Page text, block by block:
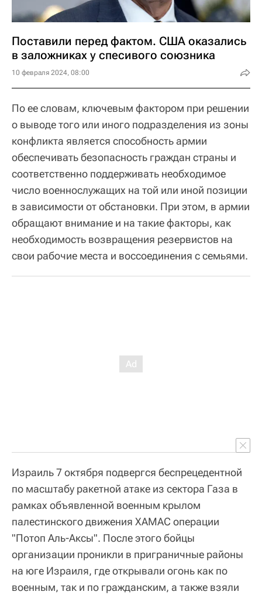
Поставили перед фактом. США оказались
в заложниках у спесивого союзника
10 февраля 2024, 08:00
По ее словам, ключевым фактором при решении
о выводе того или иного подразделения из зоны
конфликта является способность армии
обеспечивать безопасность граждан страны и
соответственно поддерживать необходимое
число военнослужащих на той или иной позиции
в зависимости от обстановки. При этом, в армии
обращают внимание и на такие факторы, как
необходимость возвращения резервистов на
свои рабочие места и воссоединения с семьями.
Израиль 7 октября подвергся беспрецедентной
по масштабу ракетной атаке из сектора Газа в
рамках объявленной военным крылом
палестинского движения ХАМАС операции
"Потоп Аль-Аксы". После этого бойцы
организации проникли в приграничные районы
на юге Израиля, где открывали огонь как по
военным, так и по гражданским, а также взяли